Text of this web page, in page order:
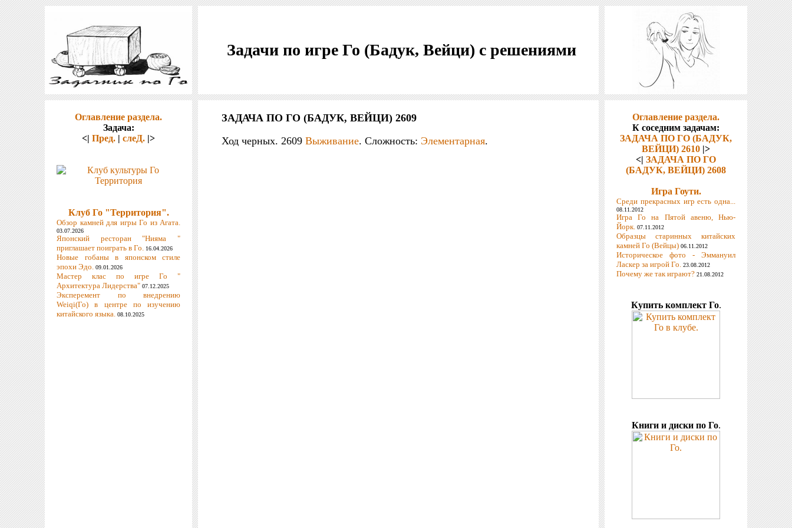
Задачи по игре Го (Бадук, Вейци) с решениями
Оглавление раздела.
Задача:
<| Пред. | слеД. |>
Клуб Го "Территория".
Обзор камней для игры Го из Агата.
03.07.2026
Японский ресторан "Нияма "
приглашает поиграть в Го. 16.04.2026
Новые гобаны в японском стиле
эпохи Эдо. 09.01.2026
Мастер клас по игре Го "
Архитектура Лидерства" 07.12.2025
Эксперемент по внедрению
Weiqi(Го) в центре по изучению
китайского языка. 08.10.2025
ЗАДАЧА ПО ГО (БАДУК, ВЕЙЦИ) 2609
Ход черных. 2609 Выживание. Сложность: Элементарная.
Оглавление раздела.
К соседним задачам:
ЗАДАЧА ПО ГО (БАДУК,
ВЕЙЦИ) 2610 |>
<| ЗАДАЧА ПО ГО
(БАДУК, ВЕЙЦИ) 2608
Игра Гоути.
Среди прекрасных игр есть одна...
08.11.2012
Игра Го на Пятой авеню, Нью-
Йорк. 07.11.2012
Образцы старинных китайских
камней Го (Вейцы) 06.11.2012
Историческое фото - Эммануил
Ласкер за игрой Го. 23.08.2012
Почему же так играют? 21.08.2012
Купить комплект Го.
Книги и диски по Го.